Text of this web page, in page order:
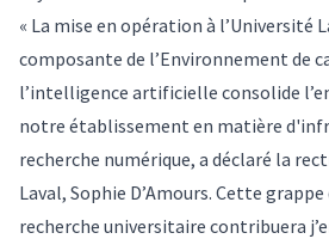
« La mise en opération à l’Université
composante de l’Environnement de
l’intelligence artificielle consolide
notre établissement en matière
recherche numérique, a déclaré la
Laval, Sophie D’Amours. Cette
recherche universitaire contribuera